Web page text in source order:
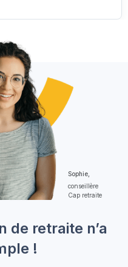
Sophie,
conseillère
Cap retraite
de retraite n’a
!